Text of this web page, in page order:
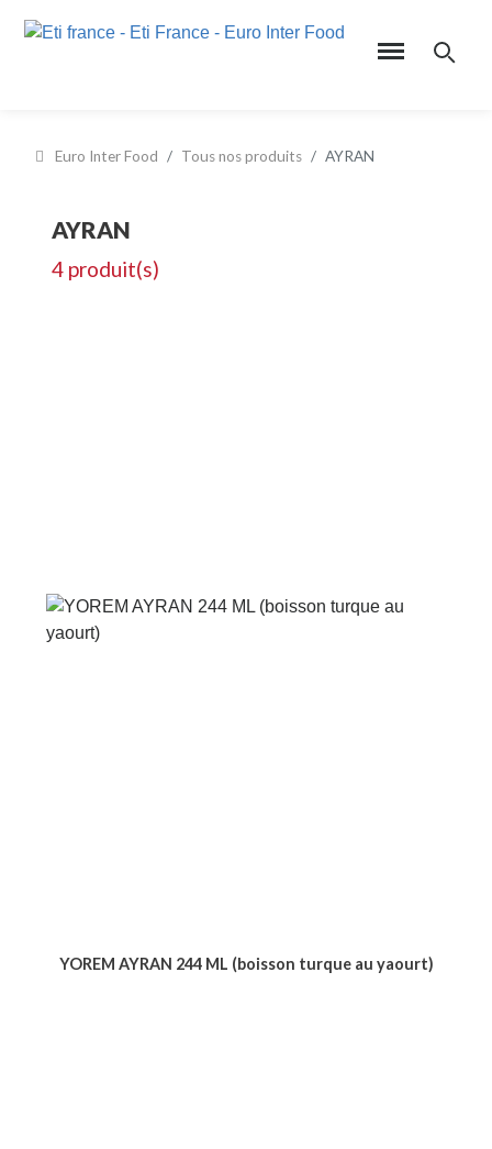
Euro Inter Food Tous nos produits AYRAN
AYRAN
4 produit(s)
YOREM AYRAN 244 ML (boisson turque au yaourt)